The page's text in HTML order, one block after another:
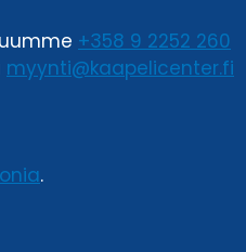
+358 9 2252 260
myynti@kaapelicenter.fi
.